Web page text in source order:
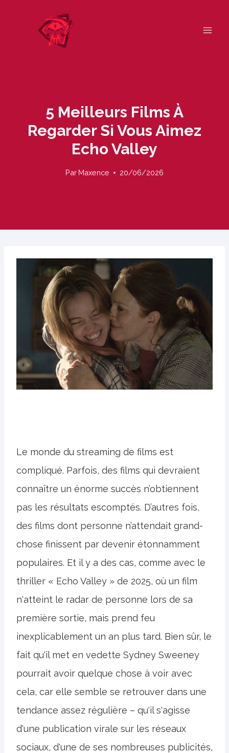
5 Meilleurs Films À
Regarder Si Vous Aimez
Echo Valley
Par Maxence 20/06/2026
Le monde du streaming de films est
compliqué. Parfois, des films qui devraient
connaître un énorme succès n’obtiennent
pas les résultats escomptés. D’autres fois,
des films dont personne n’attendait grand-
chose finissent par devenir étonnamment
populaires. Et il y a des cas, comme avec le
thriller « Echo Valley » de 2025, où un film
n'atteint le radar de personne lors de sa
première sortie, mais prend feu
inexplicablement un an plus tard. Bien sûr, le
fait qu'il met en vedette Sydney Sweeney
pourrait avoir quelque chose à voir avec
cela, car elle semble se retrouver dans une
tendance assez régulière – qu'il s'agisse
d'une publication virale sur les réseaux
sociaux, d'une de ses nombreuses publicités,